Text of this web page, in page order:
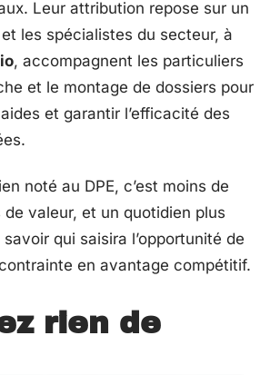
Leur attribution repose sur un
les spécialistes du secteur, à
, accompagnent les particuliers
et le montage de dossiers pour
et garantir l’efficacité des
noté au DPE, c’est moins de
de valeur, et un quotidien plus
qui saisira l’opportunité de
en avantage compétitif.
rien de